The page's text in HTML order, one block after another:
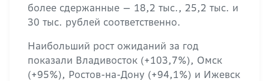
более сдержанные — 18,2 тыс., 25,2 тыс. и
30 тыс. рублей соответственно.
Наибольший рост ожиданий за год
показали Владивосток (+103,7%), Омск
(+95%), Ростов-на-Дону (+94,1%) и Ижевск